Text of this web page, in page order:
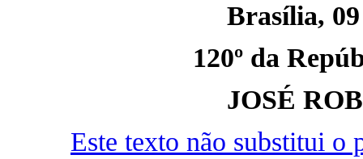
Brasília,
120º da
JOSÉ
Este texto não substitui o